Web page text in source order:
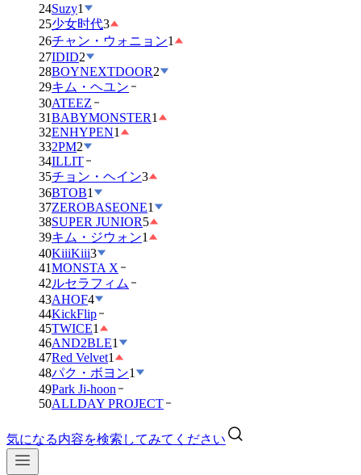
24Suzy1
25少女时代3
26チャン・ウォニョン1
27IDID2
28BOYNEXTDOOR2
29キム・ヘユン
30ATEEZ
31BABYMONSTER1
32ENHYPEN1
332PM2
34ILLIT
35チョン・ヘイン3
36BTOB1
37ZEROBASEONE1
38SUPER JUNIOR5
39キム・ジウォン1
40KiiiKiii3
41MONSTA X
42ルセラフィム
43AHOF4
44KickFlip
45TWICE1
46AND2BLE1
47Red Velvet1
48パク・ボヨン1
49Park Ji-hoon
50ALLDAY PROJECT
気になる内容を検索してみてください